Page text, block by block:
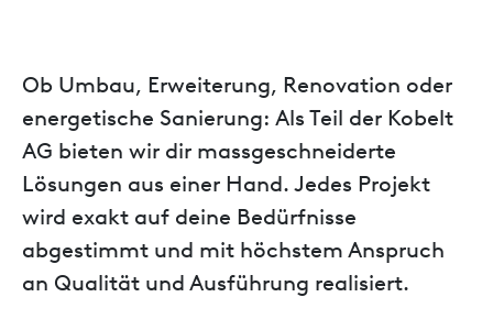
Ob Umbau, Erweiterung, Renovation oder
energetische Sanierung: Als Teil der Kobelt
AG bieten wir dir massgeschneiderte
Lösungen aus einer Hand. Jedes Projekt
wird exakt auf deine Bedürfnisse
abgestimmt und mit höchstem Anspruch
an Qualität und Ausführung realisiert.